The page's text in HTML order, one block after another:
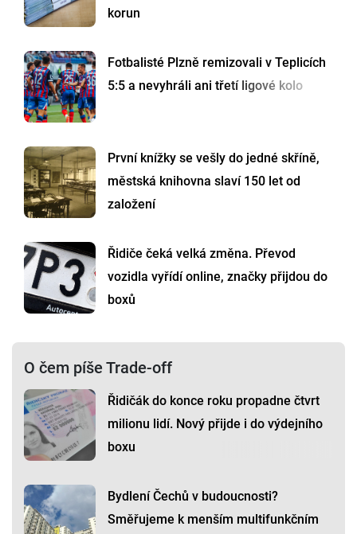
korun
Fotbalisté Plzně remizovali v Teplicích
5:5 a nevyhráli ani třetí ligové kolo
První knížky se vešly do jedné skříně,
městská knihovna slaví 150 let od
založení
Řidiče čeká velká změna. Převod
vozidla vyřídí online, značky přijdou do
boxů
O čem píše Trade-off
Řidičák do konce roku propadne čtvrt
milionu lidí. Nový přijde i do výdejního
boxu
Bydlení Čechů v budoucnosti?
Směřujeme k menším multifunkčním